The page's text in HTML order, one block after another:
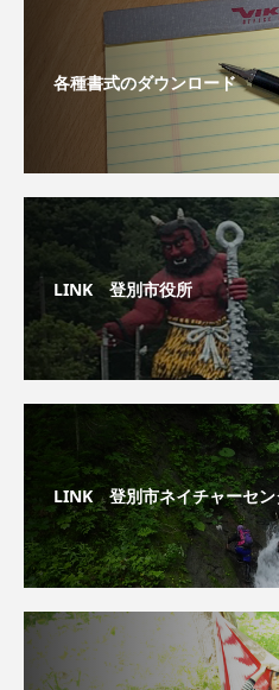
各種書式のダウンロード
LINK 登別市役所
LINK 登別市ネイチャーセン